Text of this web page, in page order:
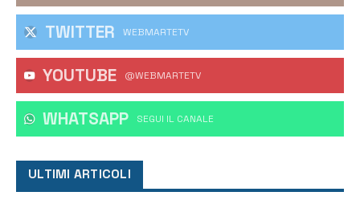
TWITTER WEBMARTETV
YOUTUBE @WEBMARTETV
WHATSAPP ‎SEGUI IL CANALE
ULTIMI ARTICOLI